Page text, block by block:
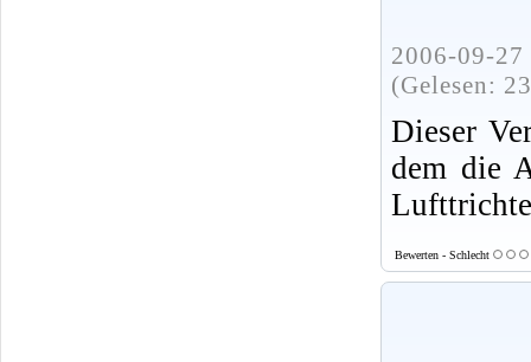
2006-09-
(Gelesen:
Dieser
dem die
Bewerten - Schlecht